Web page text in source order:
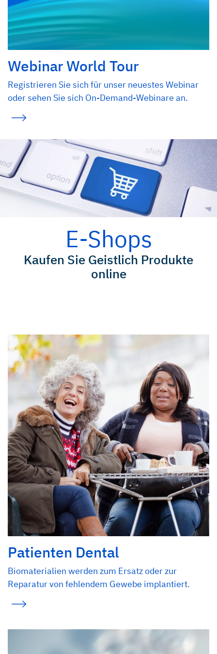
Webinar World Tour
Registrieren Sie sich für unser neuestes Webinar
oder sehen Sie sich On-Demand-Webinare an.
E-Shops
Kaufen Sie Geistlich Produkte
online
Patienten Dental
Biomaterialien werden zum Ersatz oder zur
Reparatur von fehlendem Gewebe implantiert.